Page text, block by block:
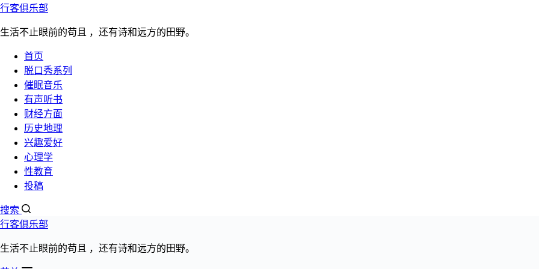
跳过内容
行客俱乐部
生活不止眼前的苟且 ，还有诗和远方的田野。
首页
脱口秀系列
催眠音乐
有声听书
财经方面
历史地理
兴趣爱好
心理学
性教育
投稿
搜索
行客俱乐部
生活不止眼前的苟且 ，还有诗和远方的田野。
宋鸿兵《鸿观》第二季1080P高清版下载
文章分类：
宋鸿兵
发布日期：
2021年12月23日
阅读数量：5461次